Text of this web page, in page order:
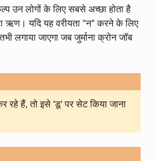
उन लोगों के लिए सबसे अच्छा होता है
ऋण। यदि यह वरीयता "न" करने के लिए
लगाया जाएगा जब जुर्माना क्रोन जॉब
रहे हैं, तो इसे 'डू' पर सेट किया जाना